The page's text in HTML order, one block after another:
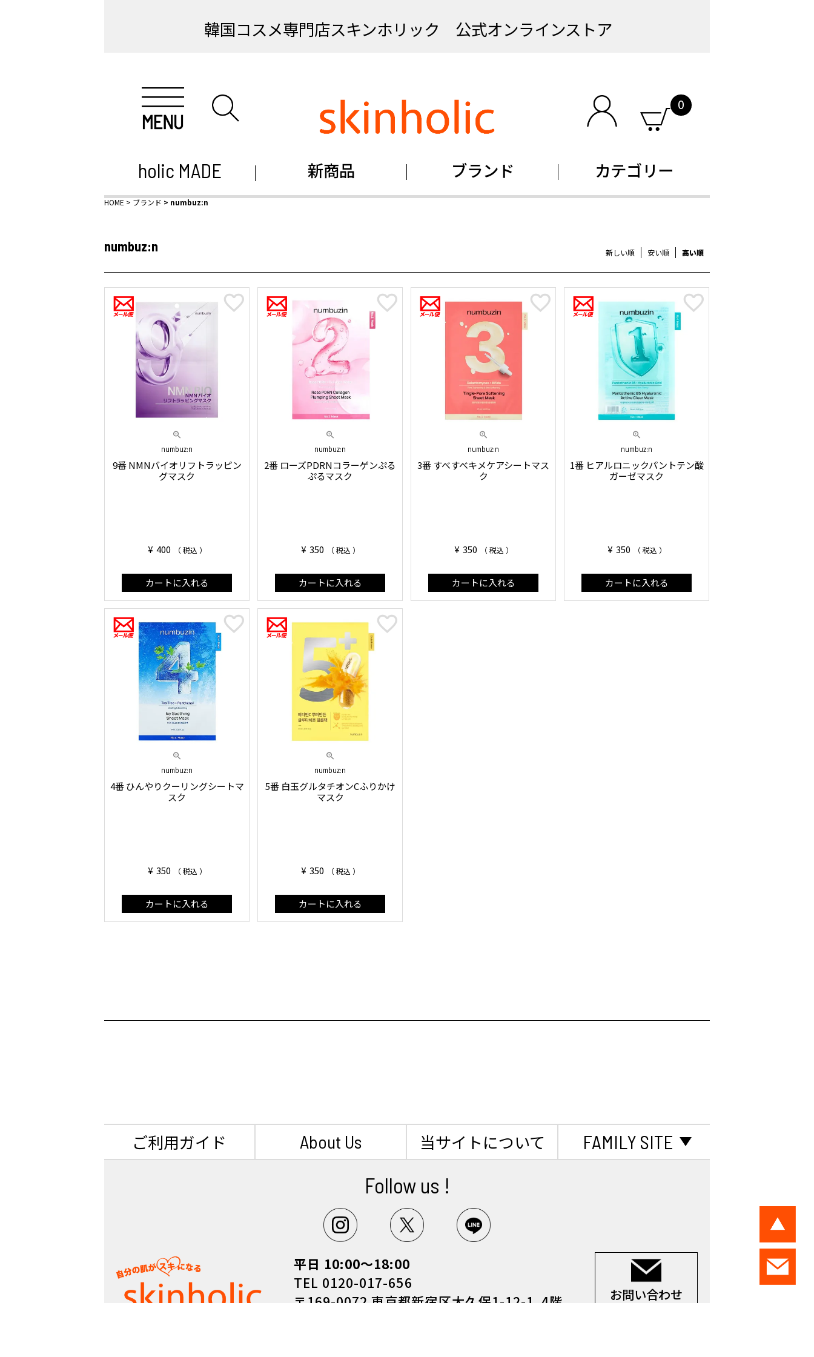
韓国コスメ専門店スキンホリック 公式オンラインストア
0
holic MADE 新商品 ブランド カテゴリー
HOME ブランド numbuz:n
numbuz:n 新しい順 安い順 高い順
numbuz:n
9番 NMNバイオリフトラッピン
グマスク
¥ 400 税込
カートに入れる
numbuz:n
2番 ローズPDRNコラーゲンぷる
ぷるマスク
¥ 350 税込
カートに入れる
numbuz:n
3番 すべすべキメケアシートマス
ク
¥ 350 税込
カートに入れる
numbuz:n
1番 ヒアルロニックパントテン酸
ガーゼマスク
¥ 350 税込
カートに入れる
numbuz:n
4番 ひんやりクーリングシートマ
スク
¥ 350 税込
カートに入れる
numbuz:n
5番 白玉グルタチオンCふりかけ
マスク
¥ 350 税込
カートに入れる
ご利用ガイド About Us 当サイトについて FAMILY SITE
Follow us !
平日 10:00～18:00
TEL 0120-017-656
〒169-0072 東京都新宿区大久保1-12-1 4階
お問い合わせ